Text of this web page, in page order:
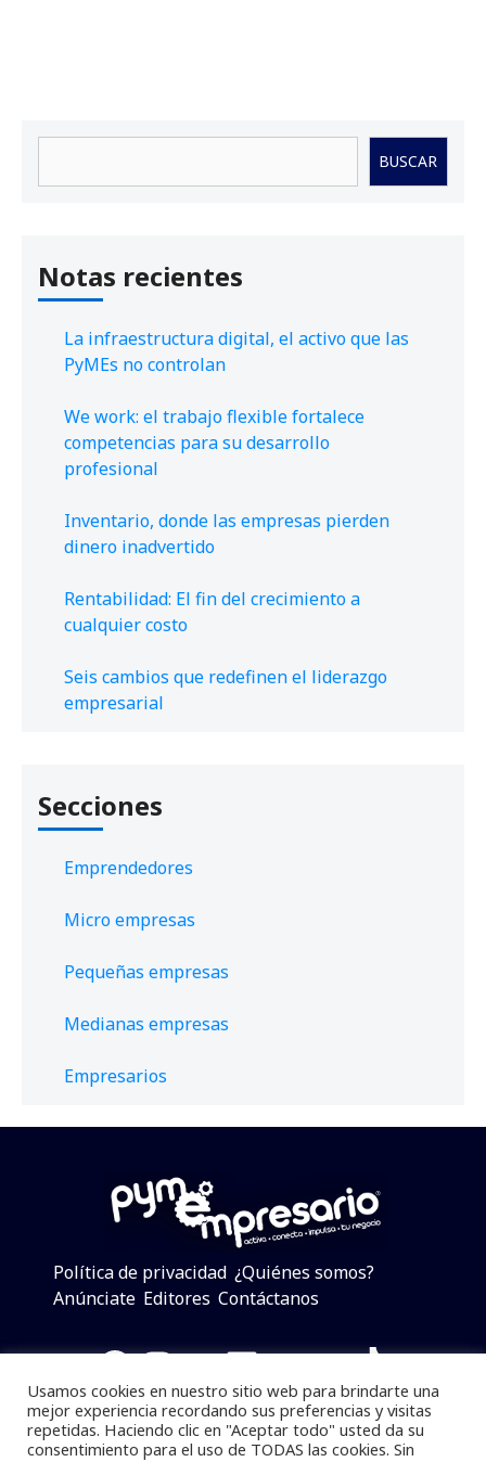
BUSCAR
Notas recientes
La infraestructura digital, el activo que las
PyMEs no controlan
We work: el trabajo flexible fortalece
competencias para su desarrollo
profesional
Inventario, donde las empresas pierden
dinero inadvertido
Rentabilidad: El fin del crecimiento a
cualquier costo
Seis cambios que redefinen el liderazgo
empresarial
Secciones
Emprendedores
Micro empresas
Pequeñas empresas
Medianas empresas
Empresarios
Política de privacidad ¿Quiénes somos?
Anúnciate Editores Contáctanos
Facebook
Instagram
Twitter
LinkedIn
Telegram
YouTube
TikTok
Usamos cookies en nuestro sitio web para brindarte una
mejor experiencia recordando sus preferencias y visitas
repetidas. Haciendo clic en "Aceptar todo" usted da su
consentimiento para el uso de TODAS las cookies. Sin